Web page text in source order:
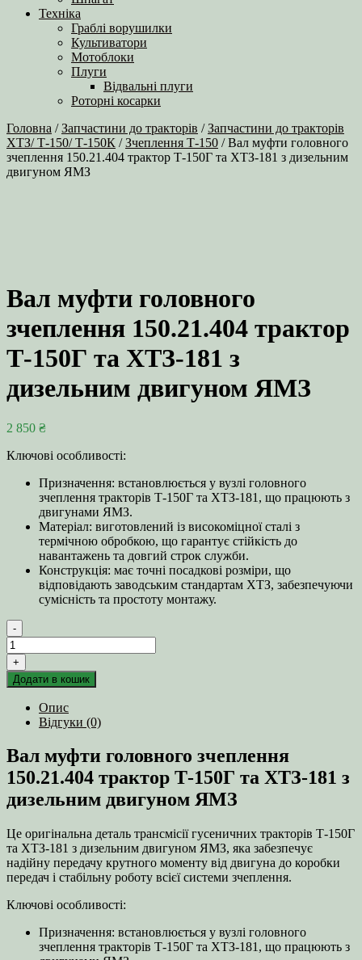
Техніка
Граблі ворушилки
Культиватори
Мотоблоки
Плуги
Відвальні плуги
Роторні косарки
Головна /Запчастини до тракторів /Запчастини до тракторів
ХТЗ/ Т-150/ Т-150К /Зчеплення Т-150 / Вал муфти головного
зчеплення 150.21.404 трактор Т-150Г та ХТЗ-181 з дизельним
двигуном ЯМЗ
Вал муфти головного
зчеплення 150.21.404 трактор
Т-150Г та ХТЗ-181 з
дизельним двигуном ЯМЗ
2 850 ₴
Ключові особливості:
Призначення: встановлюється у вузлі головного
зчеплення тракторів Т-150Г та ХТЗ-181, що працюють з
двигунами ЯМЗ.
Матеріал: виготовлений із високоміцної сталі з
термічною обробкою, що гарантує стійкість до
навантажень та довгий строк служби.
Конструкція: має точні посадкові розміри, що
відповідають заводським стандартам ХТЗ, забезпечуючи
сумісність та простоту монтажу.
-
Вал
муфти
головного
зчеплення
150.21.404
трактор
Т-150Г
ХТЗ-181
з
дизельним
двигуном
кількість
+
Додати в кошик
Опис
Відгуки (0)
Вал муфти головного зчеплення
150.21.404 трактор Т-150Г та ХТЗ-181 з
дизельним двигуном ЯМЗ
Це оригінальна деталь трансмісії гусеничних тракторів Т-150Г
та ХТЗ-181 з дизельним двигуном ЯМЗ, яка забезпечує
надійну передачу крутного моменту від двигуна до коробки
передач і стабільну роботу всієї системи зчеплення.
Ключові особливості:
Призначення: встановлюється у вузлі головного
зчеплення тракторів Т-150Г та ХТЗ-181, що працюють з